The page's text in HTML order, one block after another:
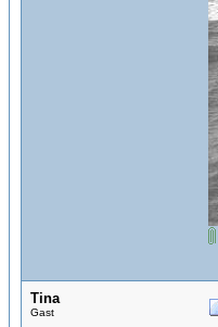
Tina
Gast